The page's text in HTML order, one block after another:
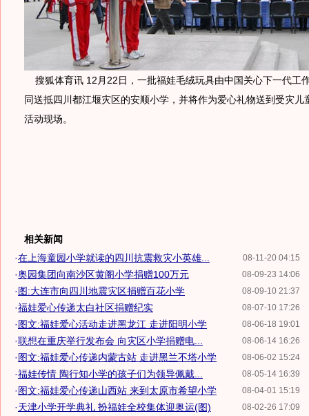
搜狐体育讯 12月22日，一批福娃毛绒玩具由中国关心下一代工
同送抵四川都江堰灾区的安顺小学，并将作为爱心礼物送到受灾儿
活动现场。
相关新闻
08-11-20 04:15
·在上海童园小学就读的四川抗震救灾小英雄...
08-09-23 14:06
·奥园集团向南沙区黄阁小学捐赠100万元
08-09-10 21:37
·图:大连市向四川地震灾区捐赠百花小学
08-07-10 17:26
·福娃爱心传递太白社区捐赠纪实
08-06-18 19:01
·图文:福娃爱心活动走进黑龙江 走进阳明小学
08-06-14 16:26
·联想在重庆举行发布会 向灾区小学捐赠电...
08-06-02 15:24
·图文:福娃爱心传递内蒙古站 走进黑兰不塔小学
08-05-14 16:39
·福娃传情 陶行知小学的孩子们为领导佩戴...
08-04-01 15:19
·图文:福娃爱心传递山西站 来到太原市希望小学
08-02-26 17:09
·天津小学开学典礼 扮福娃全校集体迎奥运(图)